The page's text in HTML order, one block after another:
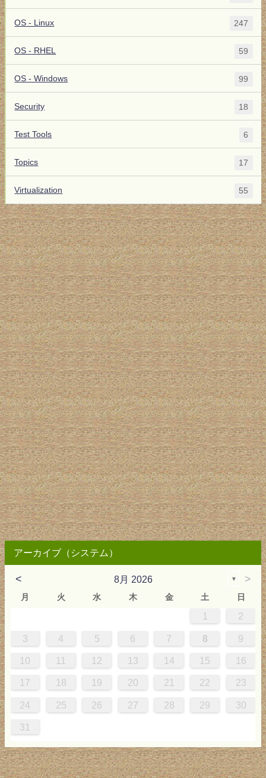
OS - Linux 247
OS - RHEL 59
OS - Windows 99
Security 18
Test Tools 6
Topics 17
Virtualization 55
アーカイブ（システム）
< 8月 2026 ▼ >
月 火 水 木 金 土 日
1 2
3 4 5 6 7 8 9
10 11 12 13 14 15 16
17 18 19 20 21 22 23
24 25 26 27 28 29 30
31